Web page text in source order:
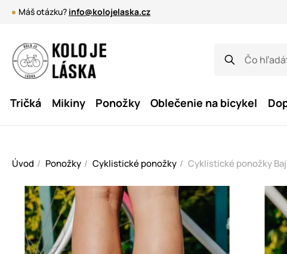
Máš otázku? info@kolojelaska.cz
Tričká Mikiny Ponožky Oblečenie na bicykel
Úvod Ponožky Cyklistické ponožky Cyklistické ponožky